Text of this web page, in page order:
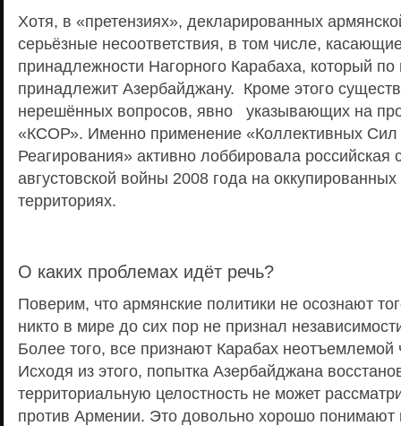
Хотя, в «претензиях», декларированных
серьёзные несоответствия, в том числе,
принадлежности Нагорного Карабаха, который по
принадлежит Азербайджану. Кроме этого
нерешённых вопросов, явно указывающих на
«КСОР». Именно применение «Коллективных Сил
Реагирования» активно лоббировала российская
августовской войны 2008 года на оккупированных
территориях.
О каких проблемах идёт речь?
Поверим, что армянские политики не осознают
никто в мире до сих пор не признал
Более того, все признают Карабах
Исходя из этого, попытка Азербайджана
территориальную целостность не может
против Армении. Это довольно хорошо